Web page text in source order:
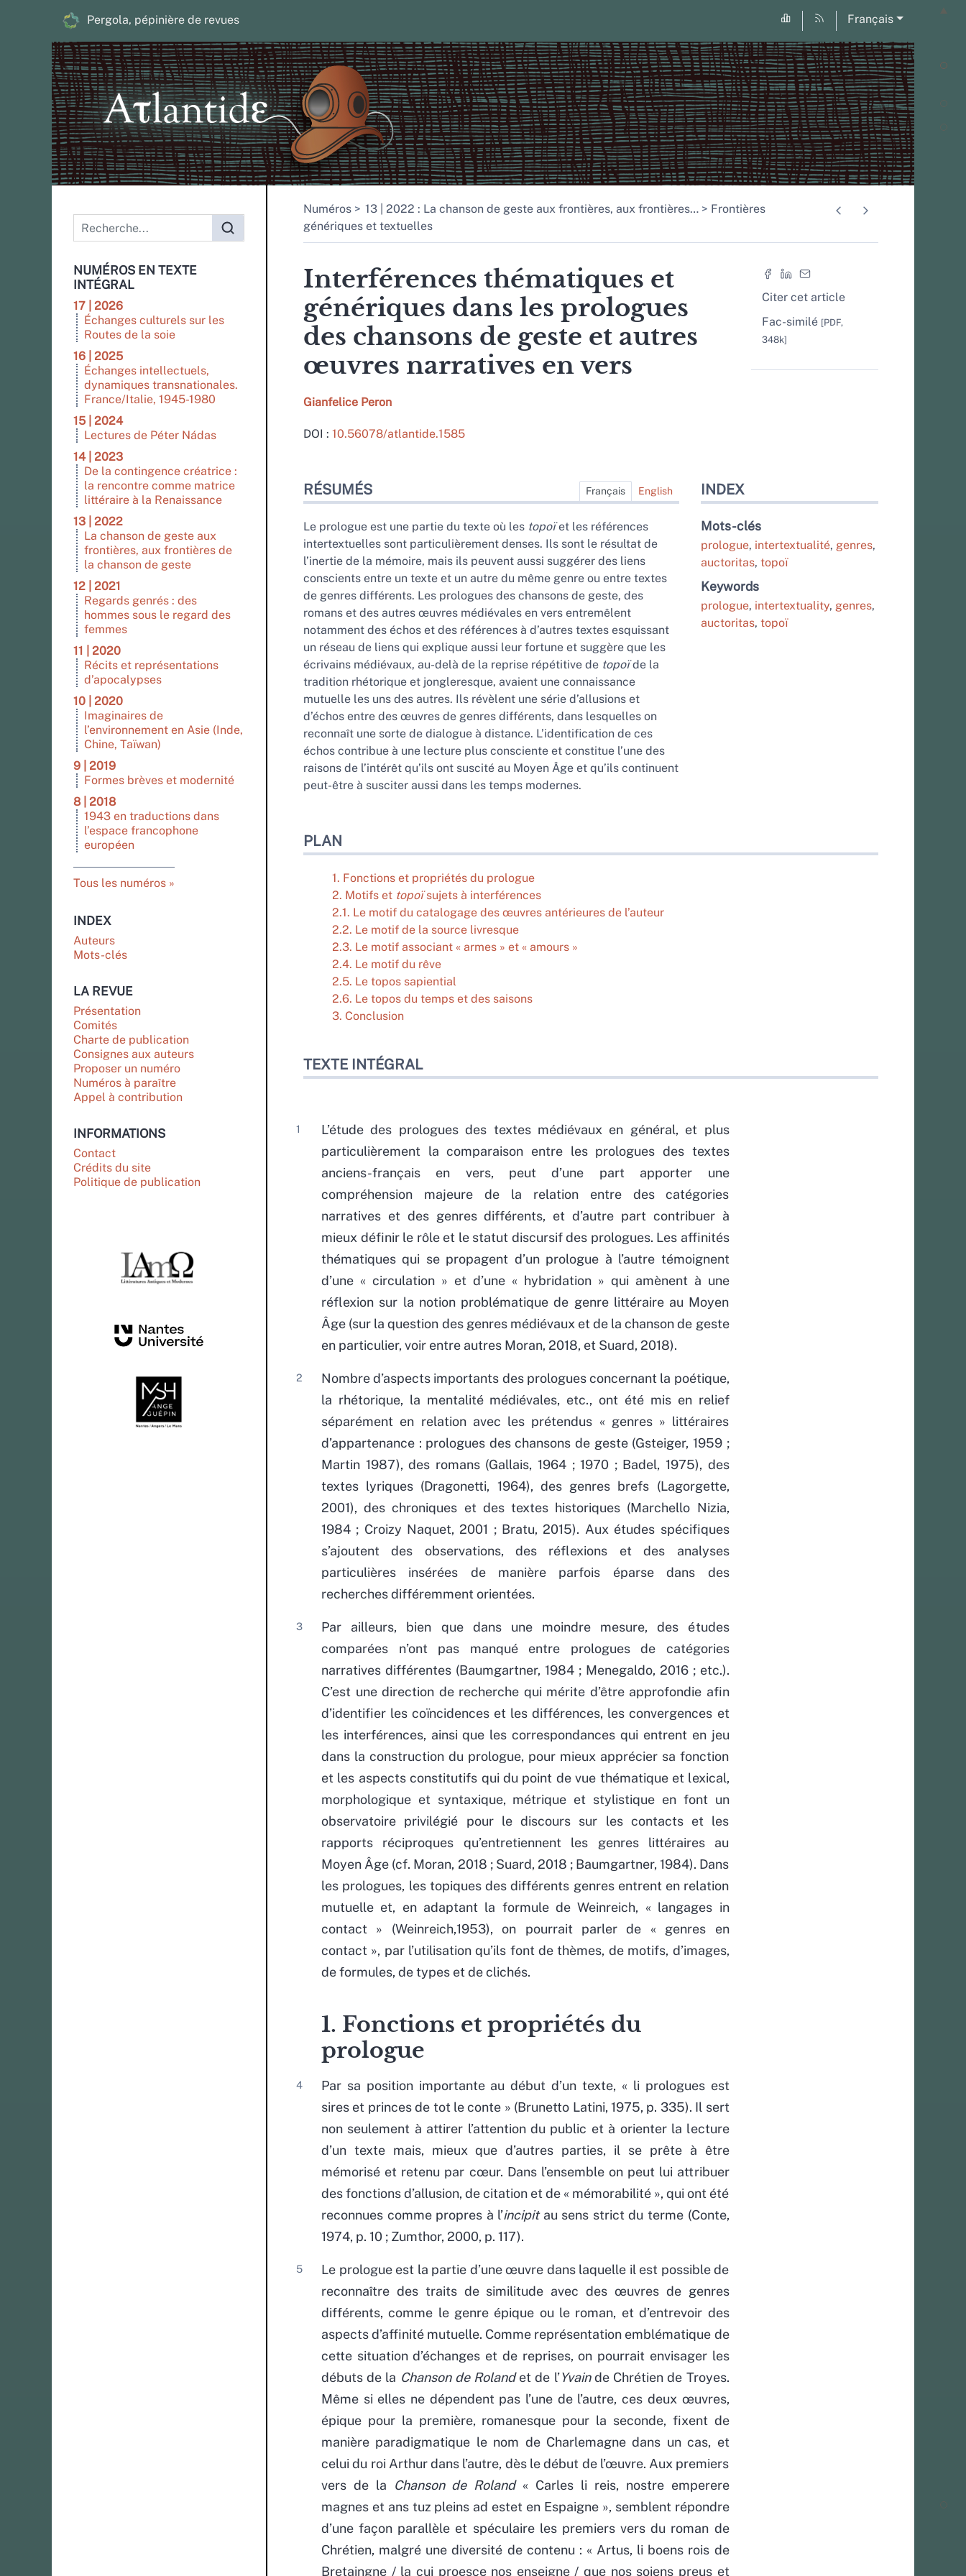
Pergola, pépinière de revues Français
Menu principal
NUMÉROS EN TEXTE
INTÉGRAL
17 | 2026
Échanges culturels sur les
Routes de la soie
16 | 2025
Échanges intellectuels,
dynamiques transnationales.
France/Italie, 1945-1980
15 | 2024
Lectures de Péter Nádas
14 | 2023
De la contingence créatrice :
la rencontre comme matrice
littéraire à la Renaissance
13 | 2022
La chanson de geste aux
frontières, aux frontières de
la chanson de geste
12 | 2021
Regards genrés : des
hommes sous le regard des
femmes
11 | 2020
Récits et représentations
d’apocalypses
10 | 2020
Imaginaires de
l’environnement en Asie (Inde,
Chine, Taïwan)
9 | 2019
Formes brèves et modernité
8 | 2018
1943 en traductions dans
l’espace francophone
européen
Tous les numéros
INDEX
Auteurs
Mots-clés
LA REVUE
Présentation
Comités
Charte de publication
Consignes aux auteurs
Proposer un numéro
Numéros à paraître
Appel à contribution
INFORMATIONS
Contact
Crédits du site
Politique de publication
Numéros 13 | 2022 : La chanson de geste aux frontières, aux frontières…
Frontières
génériques et textuelles
Citer cet article
Fac-similé [PDF,
348k]
Interférences thématiques et
génériques dans les prologues
des chansons de geste et autres
œuvres narratives en vers
Gianfelice Peron
DOI : 10.56078/atlantide.1585
Index
Plan
Texte intégral
Bibliographie
Notes
Citer cet article
Auteur
RÉSUMÉS Français English
Le prologue est une partie du texte où les topoïet les références
intertextuelles sont particulièrement denses. Ils sont le résultat de
l’inertie de la mémoire, mais ils peuvent aussi suggérer des liens
conscients entre un texte et un autre du même genre ou entre textes
de genres différents. Les prologues des chansons de geste, des
romans et des autres œuvres médiévales en vers entremêlent
notamment des échos et des références à d’autres textes esquissant
un réseau de liens qui explique aussi leur fortune et suggère que les
écrivains médiévaux, au-delà de la reprise répétitive de topoïde la
tradition rhétorique et jongleresque, avaient une connaissance
mutuelle les uns des autres. Ils révèlent une série d’allusions et
d’échos entre des œuvres de genres différents, dans lesquelles on
reconnaît une sorte de dialogue à distance. L’identification de ces
échos contribue à une lecture plus consciente et constitue l’une des
raisons de l’intérêt qu’ils ont suscité au Moyen Âge et qu’ils continuent
peut-être à susciter aussi dans les temps modernes.
INDEX
Mots-clés
prologue, intertextualité, genres,
auctoritas,topoï
Keywords
prologue, intertextuality, genres,
auctoritas,topoï
PLAN
1. Fonctions et propriétés du prologue
2. Motifs et topoïsujets à interférences
2.1. Le motif du catalogage des œuvres antérieures de l’auteur
2.2. Le motif de la source livresque
2.3. Le motif associant « armes » et « amours »
2.4. Le motif du rêve
2.5. Le topos sapiential
2.6. Le topos du temps et des saisons
3. Conclusion
TEXTE INTÉGRAL
L’étude des prologues des textes médiévaux en général, et plus
particulièrement la comparaison entre les prologues des textes
anciens-français en vers, peut d’une part apporter une
compréhension majeure de la relation entre des catégories
narratives et des genres différents, et d’autre part contribuer à
mieux définir le rôle et le statut discursif des prologues. Les affinités
thématiques qui se propagent d’un prologue à l’autre témoignent
d’une « circulation » et d’une « hybridation » qui amènent à une
réflexion sur la notion problématique de genre littéraire au Moyen
Âge (sur la question des genres médiévaux et de la chanson de geste
en particulier, voir entre autres Moran, 2018, et Suard, 2018).
Nombre d’aspects importants des prologues concernant la poétique,
la rhétorique, la mentalité médiévales, etc., ont été mis en relief
séparément en relation avec les prétendus « genres » littéraires
d’appartenance : prologues des chansons de geste (Gsteiger, 1959 ;
Martin 1987), des romans (Gallais, 1964 ; 1970 ; Badel, 1975), des
textes lyriques (Dragonetti, 1964), des genres brefs (Lagorgette,
2001), des chroniques et des textes historiques (Marchello Nizia,
1984 ; Croizy Naquet, 2001 ; Bratu, 2015). Aux études spécifiques
s’ajoutent des observations, des réflexions et des analyses
particulières insérées de manière parfois éparse dans des
recherches différemment orientées.
Par ailleurs, bien que dans une moindre mesure, des études
comparées n’ont pas manqué entre prologues de catégories
narratives différentes (Baumgartner, 1984 ; Menegaldo, 2016 ; etc.).
C’est une direction de recherche qui mérite d’être approfondie afin
d’identifier les coïncidences et les différences, les convergences et
les interférences, ainsi que les correspondances qui entrent en jeu
dans la construction du prologue, pour mieux apprécier sa fonction
et les aspects constitutifs qui du point de vue thématique et lexical,
morphologique et syntaxique, métrique et stylistique en font un
observatoire privilégié pour le discours sur les contacts et les
rapports réciproques qu’entretiennent les genres littéraires au
Moyen Âge (cf. Moran, 2018 ; Suard, 2018 ; Baumgartner, 1984). Dans
les prologues, les topiques des différents genres entrent en relation
mutuelle et, en adaptant la formule de Weinreich, « langages in
contact » (Weinreich,1953), on pourrait parler de « genres en
contact », par l’utilisation qu’ils font de thèmes, de motifs, d’images,
de formules, de types et de clichés.
1. Fonctions et propriétés du
prologue
Par sa position importante au début d’un texte, « li prologues est
sires et princes de tot le conte » (Brunetto Latini, 1975, p. 335). Il sert
non seulement à attirer l’attention du public et à orienter la lecture
d’un texte mais, mieux que d’autres parties, il se prête à être
mémorisé et retenu par cœur. Dans l’ensemble on peut lui attribuer
des fonctions d’allusion, de citation et de « mémorabilité », qui ont été
reconnues comme propres à l’incipit au sens strict du terme (Conte,
1974, p. 10 ; Zumthor, 2000, p. 117).
Le prologue est la partie d’une œuvre dans laquelle il est possible de
reconnaître des traits de similitude avec des œuvres de genres
différents, comme le genre épique ou le roman, et d’entrevoir des
aspects d’affinité mutuelle. Comme représentation emblématique de
cette situation d’échanges et de reprises, on pourrait envisager les
débuts de la Chanson de Rolandet de l’Yvainde Chrétien de Troyes.
Même si elles ne dépendent pas l’une de l’autre, ces deux œuvres,
épique pour la première, romanesque pour la seconde, fixent de
manière paradigmatique le nom de Charlemagne dans un cas, et
celui du roi Arthur dans l’autre, dès le début de l’œuvre. Aux premiers
vers de la
Chanson de Roland« Carles li reis, nostre emperere
magnes et ans tuz pleins ad estet en Espaigne », semblent répondre
d’une façon parallèle et spéculaire les premiers vers du roman de
Chrétien, malgré une diversité de contenu : « Artus, li boens rois de
Bretaingne / la cui proesce nos enseigne / que nos soiens preus et